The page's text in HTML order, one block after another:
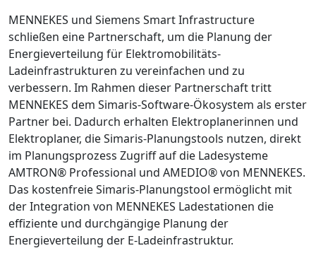
MENNEKES und Siemens Smart Infrastructure
schließen eine Partnerschaft, um die Planung der
Energieverteilung für Elektromobilitäts-
Ladeinfrastrukturen zu vereinfachen und zu
verbessern. Im Rahmen dieser Partnerschaft tritt
MENNEKES dem Simaris-Software-Ökosystem als erster
Partner bei. Dadurch erhalten Elektroplanerinnen und
Elektroplaner, die Simaris-Planungstools nutzen, direkt
im Planungsprozess Zugriff auf die Ladesysteme
AMTRON® Professional und AMEDIO® von MENNEKES.
Das kostenfreie Simaris-Planungstool ermöglicht mit
der Integration von MENNEKES Ladestationen die
effiziente und durchgängige Planung der
Energieverteilung der E-Ladeinfrastruktur.